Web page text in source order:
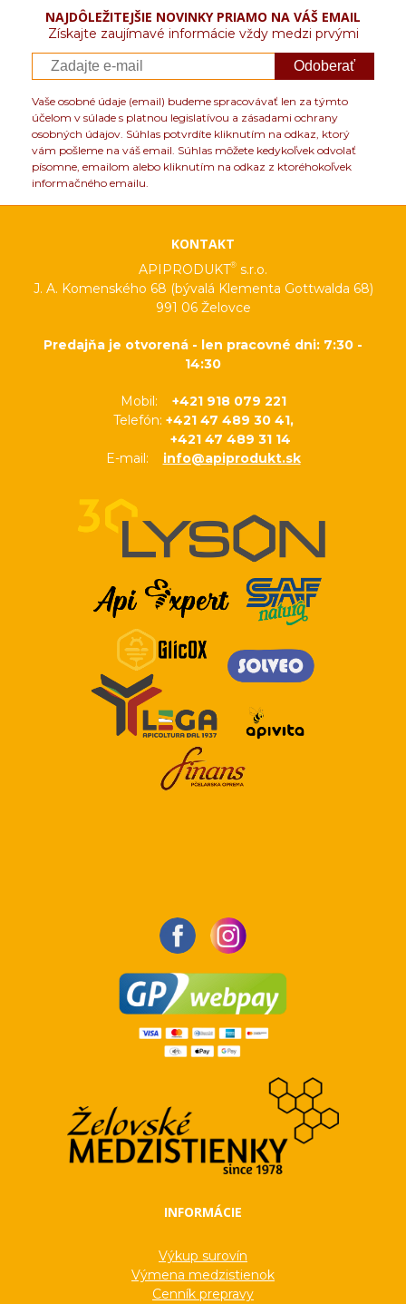
NAJDÔLEŽITEJŠIE NOVINKY PRIAMO NA VÁŠ EMAIL
Získajte zaujímavé informácie vždy medzi prvými
Odoberať
Vaše osobné údaje (email) budeme spracovávať len za týmto
účelom v súlade s platnou legislatívou a zásadami ochrany
osobných údajov. Súhlas potvrdíte kliknutím na odkaz, ktorý
vám pošleme na váš email. Súhlas môžete kedykoľvek odvolať
písomne, emailom alebo kliknutím na odkaz z ktoréhokoľvek
informačného emailu.
KONTAKT
APIPRODUKT® s.r.o.
J. A. Komenského 68 (bývalá Klementa Gottwalda 68)
991 06 Želovce
Predajňa je otvorená - len pracovné dni: 7:30 -
14:30
Mobil: +421 918 079 221
Telefón: +421 47 489 30 41,
+421 47 489 31 14
E-mail: info@apiprodukt.sk
INFORMÁCIE
Výkup surovín
Výmena medzistienok
Cenník prepravy